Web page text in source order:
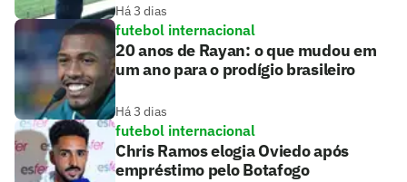
Há 3 dias
futebol internacional
20 anos de Rayan: o que mudou em
um ano para o prodígio brasileiro
Há 3 dias
futebol internacional
Chris Ramos elogia Oviedo após
empréstimo pelo Botafogo